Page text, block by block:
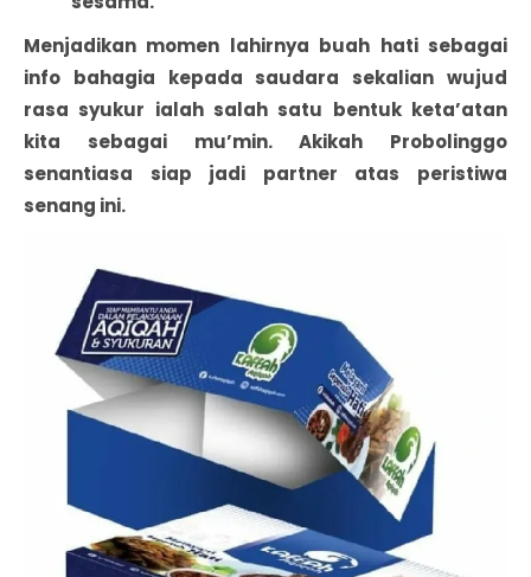
Menjadikan momen lahirnya buah hati sebagai
info bahagia kepada saudara sekalian wujud
rasa syukur ialah salah satu bentuk keta’atan
kita sebagai mu’min. Akikah Probolinggo
senantiasa siap jadi partner atas peristiwa
senang ini.